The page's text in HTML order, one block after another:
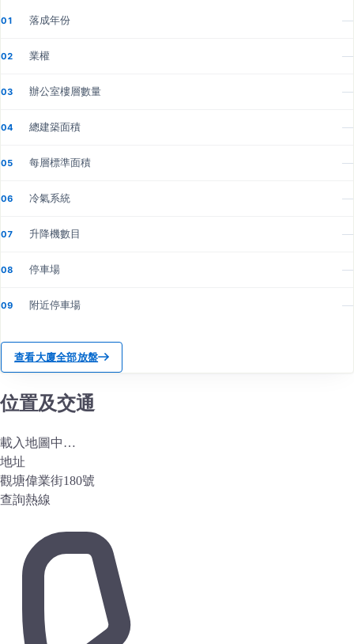
01 落成年份 —
02 業權 —
03 辦公室樓層數量 —
04 總建築面積 —
05 每層標準面積 —
06 冷氣系統 —
07 升降機數目 —
08 停車場 —
09 附近停車場 —
查看大廈全部放盤
位置及交通
載入地圖中…
地址
觀塘偉業街180號
查詢熱線